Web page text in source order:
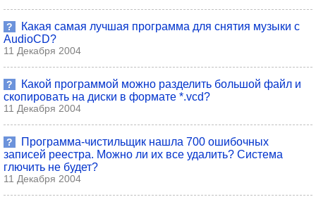
?
Какая самая лучшая программа для снятия музыки с
AudioCD?
11 Декабря 2004
?
Какой программой можно разделить большой файл и
скопировать на диски в формате *.vcd?
11 Декабря 2004
?
Программа-чистильщик нашла 700 ошибочных
записей реестра. Можно ли их все удалить? Система
глючить не будет?
11 Декабря 2004